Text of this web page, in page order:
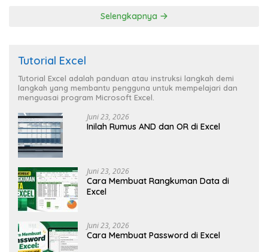
Selengkapnya
Tutorial Excel
Tutorial Excel adalah panduan atau instruksi langkah demi
langkah yang membantu pengguna untuk mempelajari dan
menguasai program Microsoft Excel.
Juni 23, 2026
Inilah Rumus AND dan OR di Excel
Juni 23, 2026
Cara Membuat Rangkuman Data di
Excel
Juni 23, 2026
Cara Membuat Password di Excel